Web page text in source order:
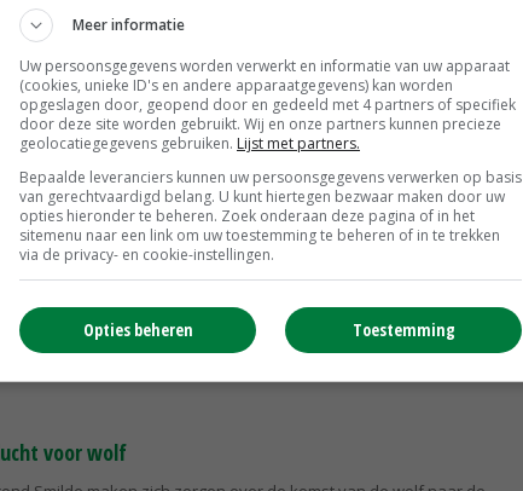
een einde te maken aan het Europese jachtverbod voor de wolf
wil het Deutsche Bauernverband dat er weer op de wolf mag
net over...
uit voor wolf in Noorden
mensen enthousiast reageren op de terugkeer van de wolf naar
zeker bij de meeste schapenhouders de vlag nog niet uit. Er is
schade-...
vast op film
van De Maden in Appelscha zag zaterdagmorgen toen zij de
een wolf. Ze belde meteen haar vader Anne die de wolf met
voor wolf
Meer informatie
Uw persoonsgegevens worden verwerkt en informatie van uw apparaat
(cookies, unieke ID's en andere apparaatgegevens) kan worden
opgeslagen door, geopend door en gedeeld met 4 partners of specifiek
door deze site worden gebruikt. Wij en onze partners kunnen precieze
geolocatiegegevens gebruiken. Lijst met partners.
Bepaalde leveranciers kunnen uw persoonsgegevens verwerken op basis
van gerechtvaardigd belang. U kunt hiertegen bezwaar maken door uw
opties hieronder te beheren. Zoek onderaan deze pagina of in het
sitemenu naar een link om uw toestemming te beheren of in te trekken
via de privacy- en cookie-instellingen.
Toestemming
Opties beheren